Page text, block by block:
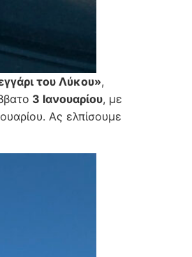
του Λύκου»,
3 Ιανουαρίου, με
Ας ελπίσουμε